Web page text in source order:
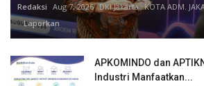
Redaksi Aug 7, 2026 DKI Jakarta KOTA ADM.
Laporkan
APKOMINDO dan
Industri Manfaatkan...